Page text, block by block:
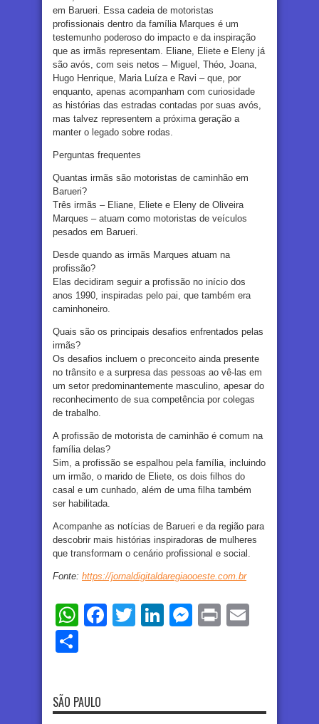
em Barueri. Essa cadeia de motoristas
profissionais dentro da família Marques é um
testemunho poderoso do impacto e da inspiração
que as irmãs representam. Eliane, Eliete e Eleny já
são avós, com seis netos – Miguel, Théo, Joana,
Hugo Henrique, Maria Luíza e Ravi – que, por
enquanto, apenas acompanham com curiosidade
as histórias das estradas contadas por suas avós,
mas talvez representem a próxima geração a
manter o legado sobre rodas.
Perguntas frequentes
Quantas irmãs são motoristas de caminhão em
Barueri?
Três irmãs – Eliane, Eliete e Eleny de Oliveira
Marques – atuam como motoristas de veículos
pesados em Barueri.
Desde quando as irmãs Marques atuam na
profissão?
Elas decidiram seguir a profissão no início dos
anos 1990, inspiradas pelo pai, que também era
caminhoneiro.
Quais são os principais desafios enfrentados pelas
irmãs?
Os desafios incluem o preconceito ainda presente
no trânsito e a surpresa das pessoas ao vê-las em
um setor predominantemente masculino, apesar do
reconhecimento de sua competência por colegas
de trabalho.
A profissão de motorista de caminhão é comum na
família delas?
Sim, a profissão se espalhou pela família, incluindo
um irmão, o marido de Eliete, os dois filhos do
casal e um cunhado, além de uma filha também
ser habilitada.
Acompanhe as notícias de Barueri e da região para
descobrir mais histórias inspiradoras de mulheres
que transformam o cenário profissional e social.
Fonte: https://jornaldigitaldaregiaooeste.com.br
WhatsApp
Facebook
TwitterLinkedIn
Messenger
Print
SÃO PAULO